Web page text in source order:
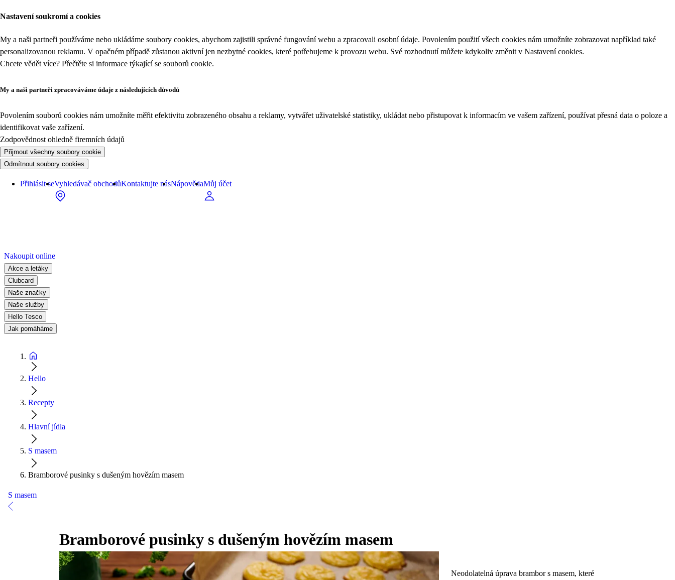
Nastavení soukromí a cookies
My a naši partneři používáme nebo ukládáme soubory cookies, abychom zajistili správné fungování webu a zpracovali osobní údaje. Povolením použití všech cookies nám umožníte zobrazovat například také
personalizovanou reklamu. V opačném případě zůstanou aktivní jen nezbytné cookies, které potřebujeme k provozu webu. Své rozhodnutí můžete kdykoliv změnit v Nastavení cookies.
Chcete vědět více? Přečtěte si informace týkající se souborů cookie.
My a naši partneři zpracováváme údaje z následujících důvodů
Povolením souborů cookies nám umožníte měřit efektivitu zobrazeného obsahu a reklamy, vytvářet uživatelské statistiky, ukládat nebo přistupovat k informacím ve vašem zařízení, používat přesná data o poloze a
identifikovat vaše zařízení.
Zodpovědnost ohledně firemních údajů
Přijmout všechny soubory cookie
Odmítnout soubory cookies
Přihlásit seVyhledávač obchodůKontaktujte násNápovědaMůj účet
Nakoupit online
Akce a letáky
Clubcard
Naše značky
Naše služby
Hello Tesco
Jak pomáháme
Hello
Recepty
Hlavní jídla
S masem
Bramborové pusinky s dušeným hovězím masem
S masem
Bramborové pusinky s dušeným hovězím masem
Neodolatelná úprava brambor s masem, které